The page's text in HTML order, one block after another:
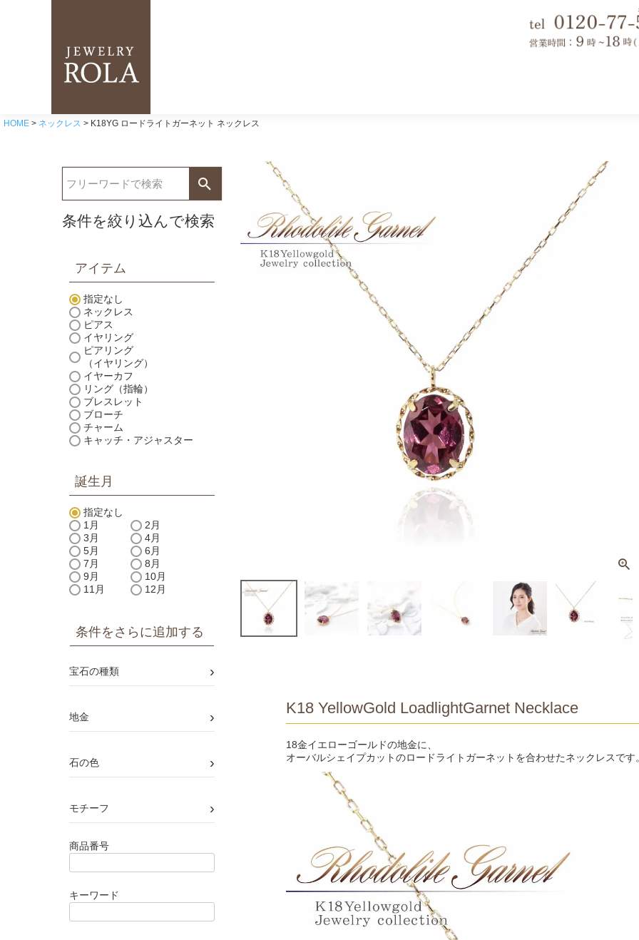
HOME ネックレス K18YG ロードライトガーネット ネックレス
条件を絞り込んで検索
アイテム
指定なし
ネックレス
ピアス
イヤリング
ピアリング
（イヤリング）
イヤーカフ
リング（指輪）
ブレスレット
ブローチ
チャーム
キャッチ・アジャスター
誕生月
指定なし
1月
2月
3月
4月
5月
6月
7月
8月
9月
10月
11月
12月
条件をさらに追加する
宝石の種類 ›
地金 ›
石の色 ›
モチーフ ›
商品番号
キーワード
K18 YellowGold LoadlightGarnet Necklace
18金イエローゴールドの地金に、
オーバルシェイプカットのロードライトガーネットを合わせたネックレスです